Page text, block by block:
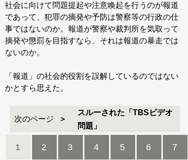
社会に向けて問題提起や注意喚起を行うのが報道
であって、犯罪の摘発や予防は警察等の行政の仕
事ではないのか。報道が警察や裁判所を気取って
摘発や懲罰を目指すなら、それは報道の暴走では
ないのか。
「報道」の社会的役割を誤解しているのではない
かとすら思えた。
次のページ
スルーされた「TBSビデオ
問題」
1 2 3 4 5 6 7